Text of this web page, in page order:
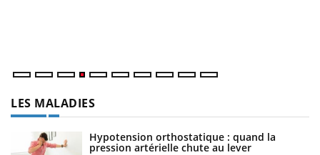
LES MALADIES
Hypotension orthostatique : quand la
pression artérielle chute au lever